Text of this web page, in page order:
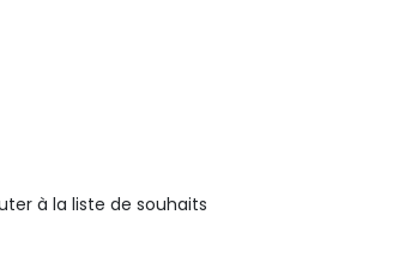
à la liste de souhaits